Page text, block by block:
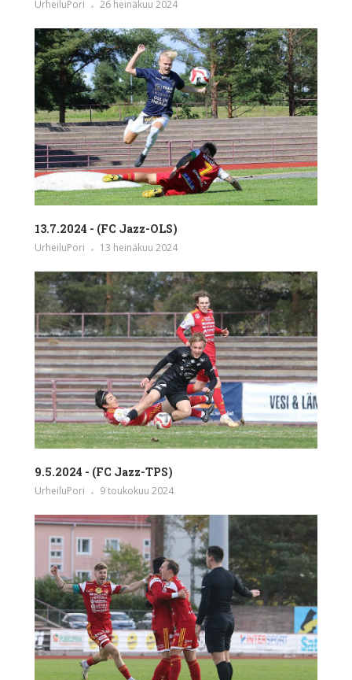
UrheiluPori 26 heinäkuu 2024
13.7.2024 - (FC Jazz-OLS)
UrheiluPori 13 heinäkuu 2024
9.5.2024 - (FC Jazz-TPS)
UrheiluPori 9 toukokuu 2024